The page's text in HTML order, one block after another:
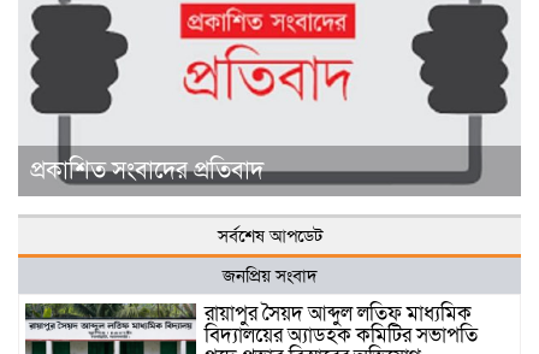
প্রকাশিত সংবাদের প্রতিবাদ
সর্বশেষ আপডেট
জনপ্রিয় সংবাদ
রায়াপুর সৈয়দ আব্দুল লতিফ মাধ্যমিক
বিদ্যালয়ের অ্যাডহক কমিটির সভাপতি